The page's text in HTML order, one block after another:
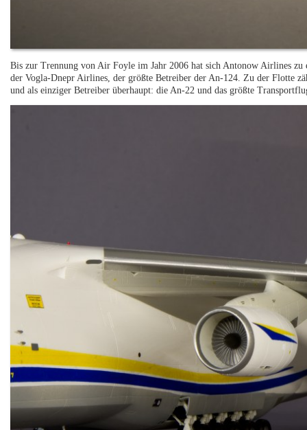
Bis zur Trennung von Air Foyle im Jahr 2006 hat sich Antonow Airlines
der Vogla-Dnepr Airlines, der größte Betreiber der An-124. Zu der Flotte
und als einziger Betreiber überhaupt: die An-22 und das größte